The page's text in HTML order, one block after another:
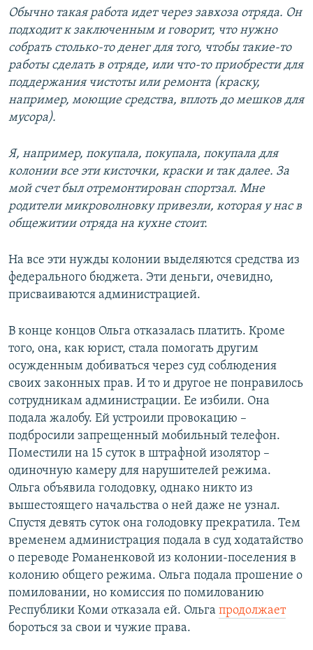
Обычно такая работа идет через завхоза отряда. Он
подходит к заключенным и говорит, что нужно
собрать столько-то денег для того, чтобы такие-то
работы сделать в отряде, или что-то приобрести для
поддержания чистоты или ремонта (краску,
например, моющие средства, вплоть до мешков для
мусора).
Я, например, покупала, покупала, покупала для
колонии все эти кисточки, краски и так далее. За
мой счет был отремонтирован спортзал. Мне
родители микроволновку привезли, которая у нас в
общежитии отряда на кухне стоит.
На все эти нужды колонии выделяются средства из
федерального бюджета. Эти деньги, очевидно,
присваиваются администрацией.
В конце концов Ольга отказалась платить. Кроме
того, она, как юрист, стала помогать другим
осужденным добиваться через суд соблюдения
своих законных прав. И то и другое не понравилось
сотрудникам администрации. Ее избили. Она
подала жалобу. Ей устроили провокацию –
подбросили запрещенный мобильный телефон.
Поместили на 15 суток в штрафной изолятор –
одиночную камеру для нарушителей режима.
Ольга объявила голодовку, однако никто из
вышестоящего начальства о ней даже не узнал.
Спустя девять суток она голодовку прекратила. Тем
временем администрация подала в суд ходатайство
о переводе Романенковой из колонии-поселения в
колонию общего режима. Ольга подала прошение о
помиловании, но комиссия по помилованию
Республики Коми отказала ей. Ольга продолжает
бороться за свои и чужие права.